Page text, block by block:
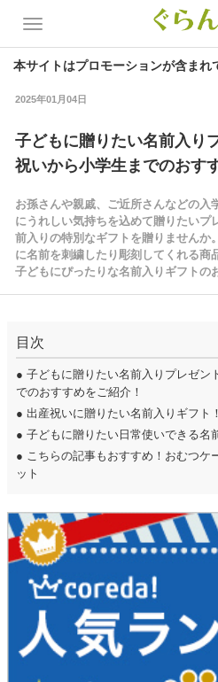
本サイトはプロモーションが含まれ
2025年01月04日
子どもに贈りたい名前入り
祝いから小学生までのおす
お孫さんや親戚、ご近所さんなどの入
にうれしい気持ちを込めて贈りたいプ
前入りの特別なギフトを贈りませんか
に名前を刺繍したり彫刻してくれる商
子どもにぴったりな名前入りギフトの
目次
● 子どもに贈りたい名前入りプレゼン
でのおすすめをご紹介！
● 出産祝いに贈りたい名前入りギフト！
● 子どもに贈りたい日常使いできる名
● こちらの記事もおすすめ！おむつケ
ット